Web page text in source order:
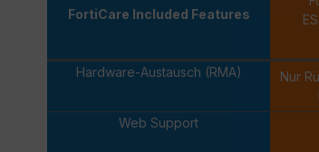
FortiCare Included Features
Hardware-Austausch (RMA)
Nur
Web Support